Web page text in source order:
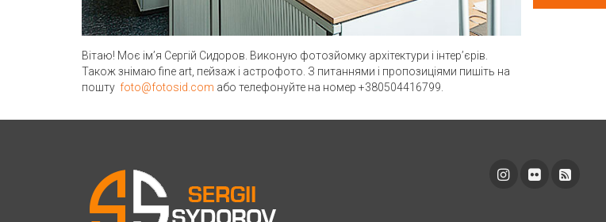
Вітаю! Моє ім’я Сергій Сидоров. Виконую фотозйомку архітектури і інтер’єрів.
Також знімаю fine art, пейзаж і астрофото. З питаннями і пропозиціями пишіть на
пошту foto@fotosid.com або телефонуйте на номер +380504416799.